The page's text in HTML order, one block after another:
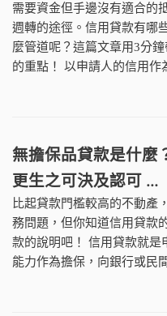
需要資金但手邊沒有適合的
週轉的途徑。信用貸款有哪
麼管道呢？這篇文章用3分
的重點！ 以申請人的信用
無擔保品貸款是什麼
更生之可決及認可 …
比起貸款門檻較高的不動產
務問題，但你知道信用貸款
款的說明吧！ 信用貸款就是
能力作為擔保，向銀行或民